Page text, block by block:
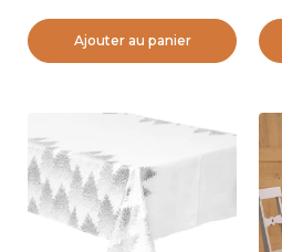
Ajouter au panier